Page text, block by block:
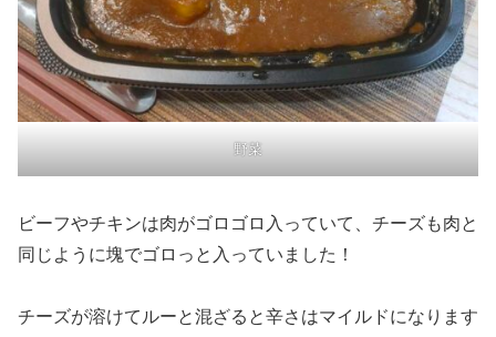
野菜
ビーフやチキンは肉がゴロゴロ入っていて、チーズも肉と
同じように塊でゴロっと入っていました！
チーズが溶けてルーと混ざると辛さはマイルドになります